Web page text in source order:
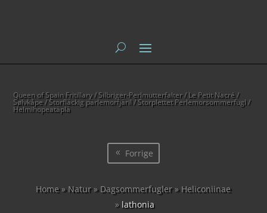
Queen of Spain Fritillary / Silbriger-Perlmutterfalter / Le Petit Nacré /
Sølvkåpe / Storfläckig pärlemorfjäril / Storplettet Perlemorsommerfugl /
Helmihopeatäplä
Forrige
Home»Natur»Dagsommerfugler»Heliconiinae
» lathonia